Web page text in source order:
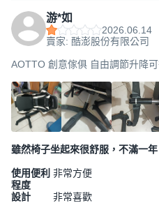
游*如
2026.06.14
賣家: 酷澎股份有限公司
AOTTO 創意傢俱 自由調節升降
雖然椅子坐起來很舒服，不滿一
使用便利
程度
非常方便
設計 非常喜歡